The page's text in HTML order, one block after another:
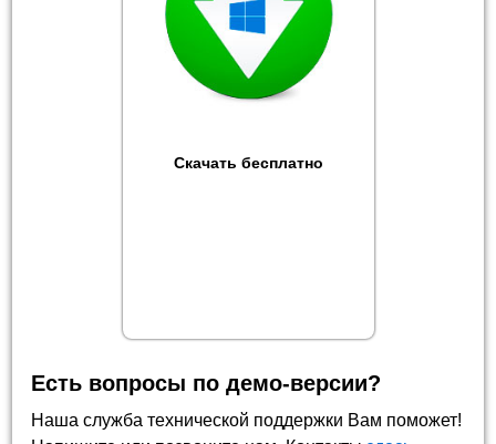
Скачать бесплатно
Есть вопросы по демо-версии?
Наша служба технической поддержки Вам поможет!